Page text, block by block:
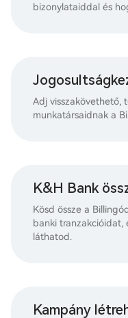
bizonylataiddal és
Adj visszakövethető,
munkatársaidnak a
K&H Bank
Kösd össze a
banki tranzakcióidat,
láthatod.
Kampány